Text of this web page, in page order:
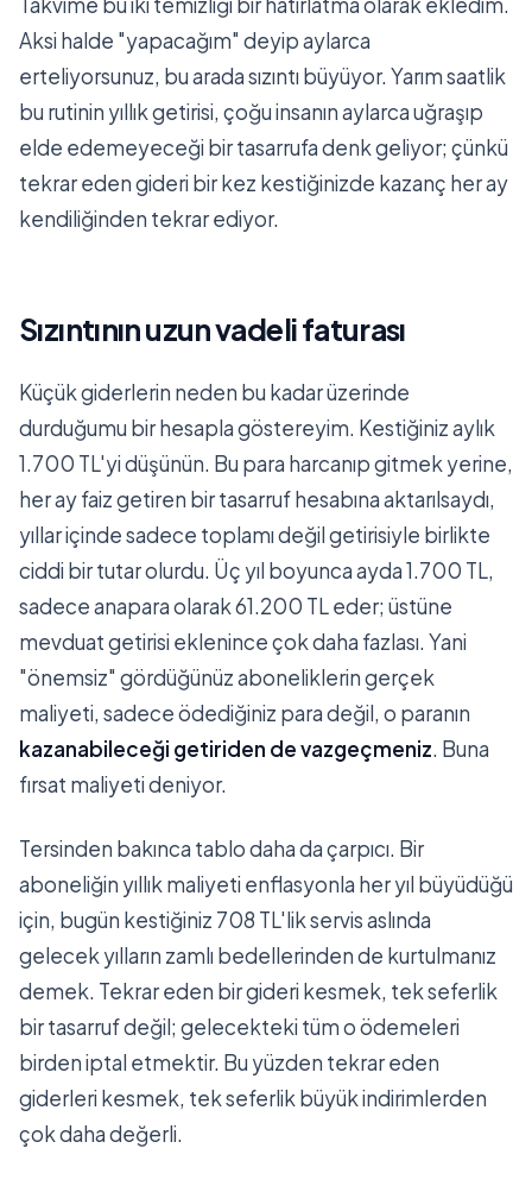
Aksi halde "yapacağım" deyip aylarca
erteliyorsunuz, bu arada sızıntı büyüyor. Yarım saatlik
bu rutinin yıllık getirisi, çoğu insanın aylarca uğraşıp
elde edemeyeceği bir tasarrufa denk geliyor; çünkü
tekrar eden gideri bir kez kestiğinizde kazanç her ay
kendiliğinden tekrar ediyor.
Sızıntının uzun vadeli faturası
Küçük giderlerin neden bu kadar üzerinde
durduğumu bir hesapla göstereyim. Kestiğiniz aylık
1.700 TL'yi düşünün. Bu para harcanıp gitmek yerine,
her ay faiz getiren bir tasarruf hesabına aktarılsaydı,
yıllar içinde sadece toplamı değil getirisiyle birlikte
ciddi bir tutar olurdu. Üç yıl boyunca ayda 1.700 TL,
sadece anapara olarak 61.200 TL eder; üstüne
mevduat getirisi eklenince çok daha fazlası. Yani
"önemsiz" gördüğünüz aboneliklerin gerçek
maliyeti, sadece ödediğiniz para değil, o paranın
kazanabileceği getiriden de vazgeçmeniz. Buna
fırsat maliyeti deniyor.
Tersinden bakınca tablo daha da çarpıcı. Bir
aboneliğin yıllık maliyeti enflasyonla her yıl büyüdüğü
için, bugün kestiğiniz 708 TL'lik servis aslında
gelecek yılların zamlı bedellerinden de kurtulmanız
demek. Tekrar eden bir gideri kesmek, tek seferlik
bir tasarruf değil; gelecekteki tüm o ödemeleri
birden iptal etmektir. Bu yüzden tekrar eden
giderleri kesmek, tek seferlik büyük indirimlerden
çok daha değerli.